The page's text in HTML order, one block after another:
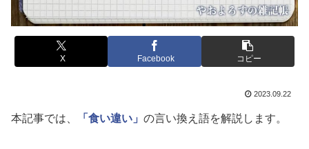
X Facebook コピー
2023.09.22
本記事では、 「食い違い」 の言い換え語を解説します。